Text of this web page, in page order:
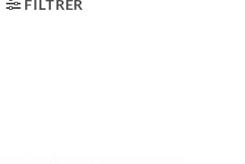
FILTRER